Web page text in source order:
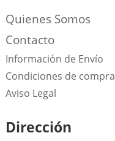
Quienes Somos
Contacto
Información de Envío
Condiciones de compra
Aviso Legal
Dirección